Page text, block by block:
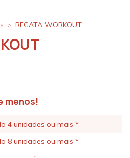
> REGATA WORKOUT
menos!
4 unidades ou mais *
8 unidades ou mais *